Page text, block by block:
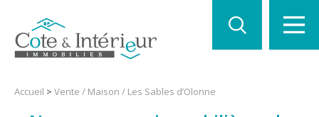
Accueil > Vente / Maison / Les Sables d’Olonne